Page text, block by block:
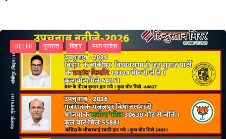
DELHI गुजरात बिहार मध्य प्रदेश